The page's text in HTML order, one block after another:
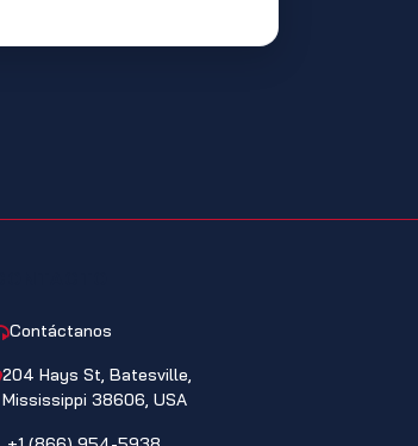
Contáctanos
204 Hays St, Batesville,
Mississippi 38606, USA